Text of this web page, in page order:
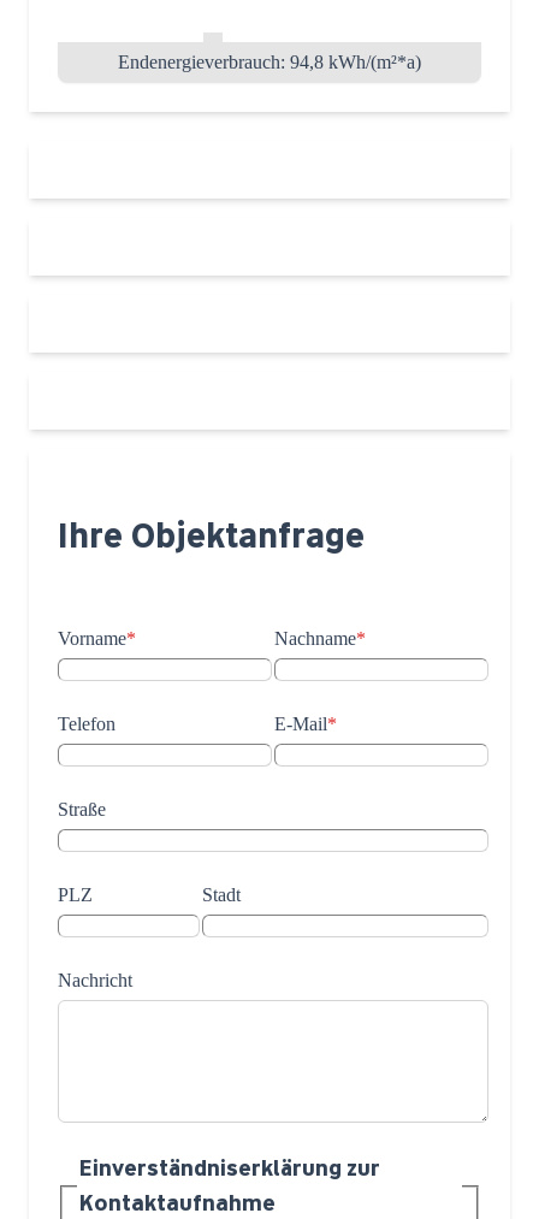
Endenergieverbrauch: 94,8 kWh/(m²*a)
Ihre Objektanfrage
Vorname* Nachname*
Telefon E-Mail*
Straße
PLZ Stadt
Nachricht
Einverständniserklärung zur
Kontaktaufnahme